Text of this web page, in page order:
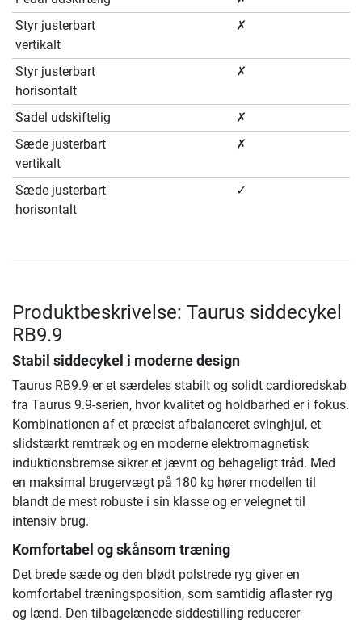
Styr justerbart
vertikalt
✗
Styr justerbart
horisontalt
✗
Sadel udskiftelig
✗
Sæde justerbart
vertikalt
✗
Sæde justerbart
horisontalt
✓
Produktbeskrivelse: Taurus siddecykel
RB9.9
Stabil siddecykel i moderne design
Taurus RB9.9 er et særdeles stabilt og solidt cardioredskab
fra Taurus 9.9-serien, hvor kvalitet og holdbarhed er i fokus.
Kombinationen af et præcist afbalanceret svinghjul, et
slidstærkt remtræk og en moderne elektromagnetisk
induktionsbremse sikrer et jævnt og behageligt tråd. Med
en maksimal brugervægt på 180 kg hører modellen til
blandt de mest robuste i sin klasse og er velegnet til
intensiv brug.
Komfortabel og skånsom træning
Det brede sæde og den blødt polstrede ryg giver en
komfortabel træningsposition, som samtidig aflaster ryg
og lænd. Den tilbagelænede siddestilling reducerer